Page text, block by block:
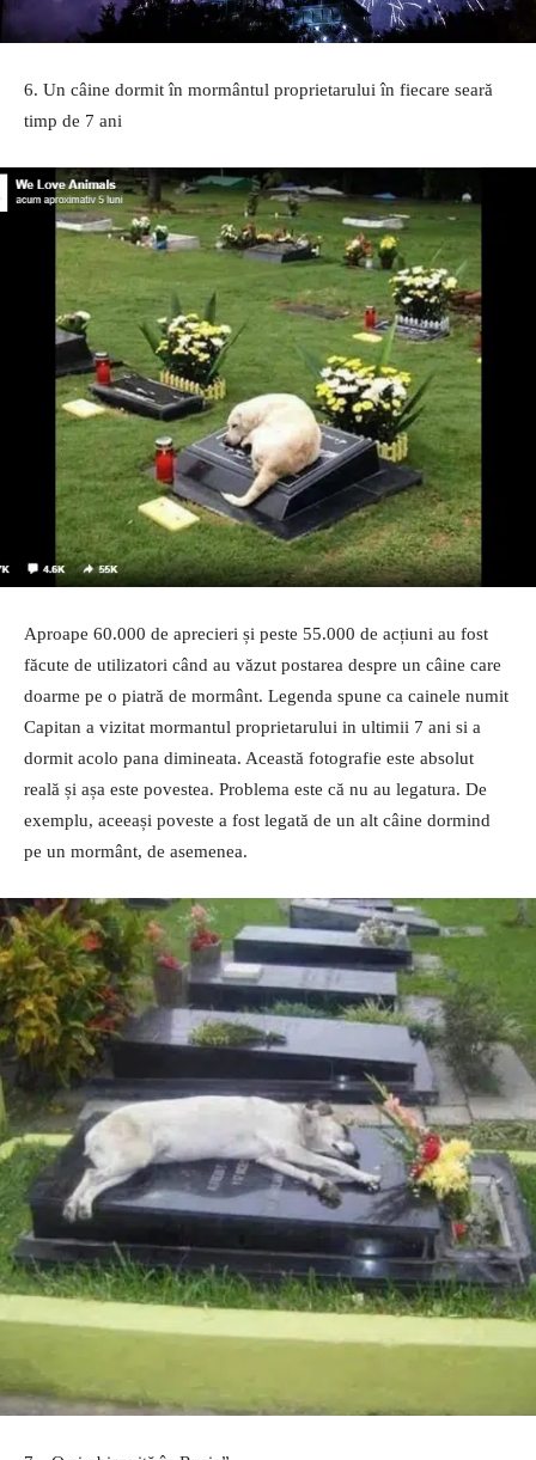
6. Un câine dormit în mormântul proprietarului în fiecare seară
timp de 7 ani
Aproape 60.000 de aprecieri și peste 55.000 de acțiuni au fost
făcute de utilizatori când au văzut postarea despre un câine care
doarme pe o piatră de mormânt. Legenda spune ca cainele numit
Capitan a vizitat mormantul proprietarului in ultimii 7 ani si a
dormit acolo pana dimineata. Această fotografie este absolut
reală și așa este povestea. Problema este că nu au legatura. De
exemplu, aceeași poveste a fost legată de un alt câine dormind
pe un mormânt, de asemenea.